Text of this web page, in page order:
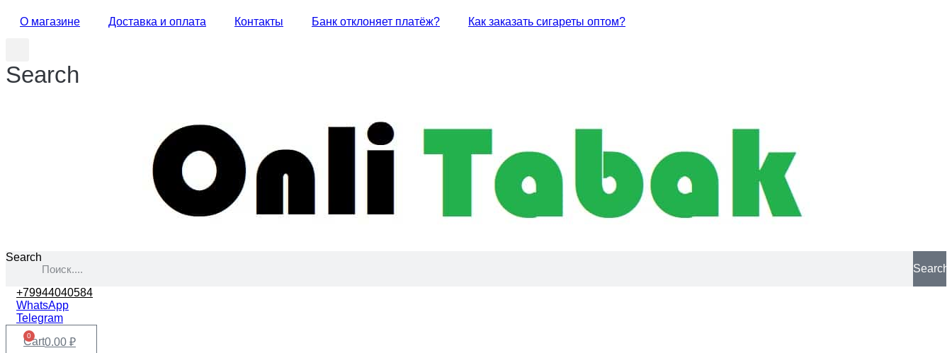
О магазине Доставка и оплата Контакты Банк отклоняет платёж? Как заказать сигареты оптом?
Search
Search
Search
+79944040584
WhatsApp
Telegram
0.00 ₽
0
Cart